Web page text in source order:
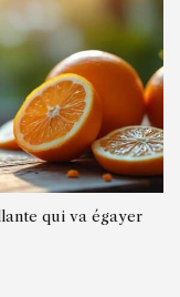
qui va égayer